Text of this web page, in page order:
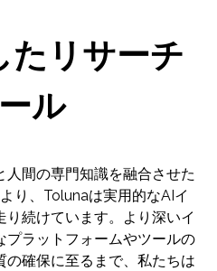
たリサーチ
ル
間の専門知識を融合させた
り、Tolunaは実用的なAIイ
り続けています。より深いイ
プラットフォームやツールの
の確保に至るまで、私たちは